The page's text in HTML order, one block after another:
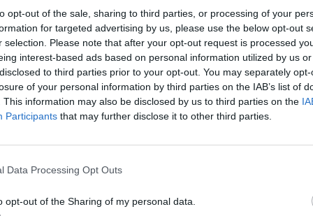
opt-out of the sale, sharing to third parties, or processing of your
for targeted advertising by us, please use the below opt-out
selection. Please note that after your opt-out request is processed
interest-based ads based on personal information utilized by us
to third parties prior to your opt-out. You may separately
of your personal information by third parties on the IAB’s list of
This information may also be disclosed by us to third parties on the
Participants that may further disclose it to other third parties.
Data Processing Opt Outs
opt-out of the Sharing of my personal data.
tavasza és nyara előtt hangzott el,
döntő éghajlati katasztrófák történtek.
40 °C-os csúcshőmérsékletet, ami
hivatala életveszélyes figyelmeztetést
a történelem legsúlyosabb hőhulláma
át 40 °C-os hőséget hozott. 2022 első
miatt Szomáliában mintegy 500 000